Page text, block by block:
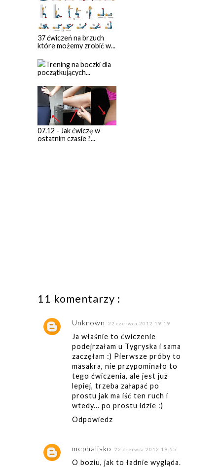
37 ćwiczeń na brzuch
które możemy zrobić w...
Trening na boczki dla
początkujących...
07.12 - Jak ćwiczę w
ostatnim czasie ?...
11 komentarzy :
Unknown 22 czerwca 2012 19:19
Ja właśnie to ćwiczenie
podejrzałam u Tygryska i sama
zaczęłam :) Pierwsze próby to
masakra, nie przypominało to
tego ćwiczenia, ale jest już
lepiej, trzeba załapać po
prostu jak ma iść ten ruch i
wtedy... po prostu idzie :)
Odpowiedz
mephalisko 22 czerwca 2012 19:55
O boziu, jak to ładnie wygląda.